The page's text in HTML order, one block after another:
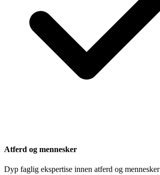
Atferd og mennesker
Dyp faglig ekspertise innen atferd og mennesker